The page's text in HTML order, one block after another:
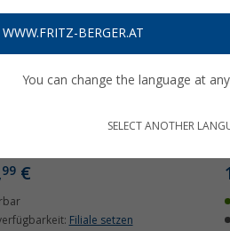
99 €
Filiale setzen
BERGER.AT
You can change the language at
SELECT ANOTHER